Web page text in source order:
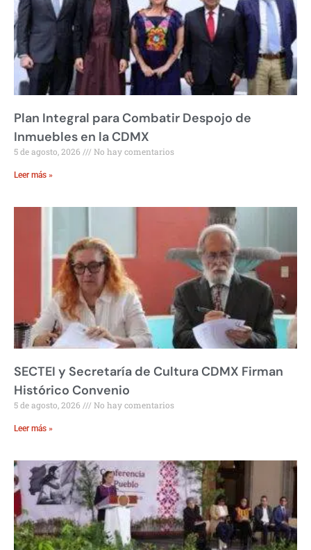
Plan Integral para Combatir Despojo de
Inmuebles en la CDMX
5 de agosto, 2026 No hay comentarios
Leer más »
SECTEI y Secretaría de Cultura CDMX Firman
Histórico Convenio
5 de agosto, 2026 No hay comentarios
Leer más »